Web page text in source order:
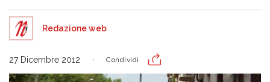
Redazione web
27 Dicembre 2012 Condividi